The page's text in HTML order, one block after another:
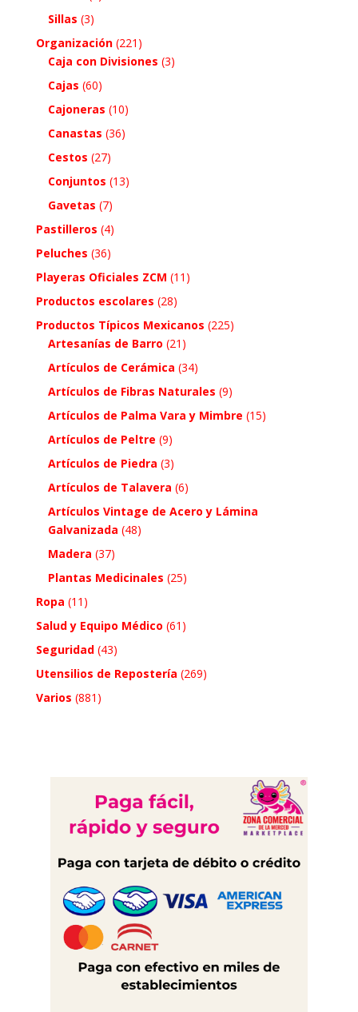
Sillas (3)
Organización (221)
Caja con Divisiones (3)
Cajas (60)
Cajoneras (10)
Canastas (36)
Cestos (27)
Conjuntos (13)
Gavetas (7)
Pastilleros (4)
Peluches (36)
Playeras Oficiales ZCM (11)
Productos escolares (28)
Productos Típicos Mexicanos (225)
Artesanías de Barro (21)
Artículos de Cerámica (34)
Artículos de Fibras Naturales (9)
Artículos de Palma Vara y Mimbre (15)
Artículos de Peltre (9)
Artículos de Piedra (3)
Artículos de Talavera (6)
Artículos Vintage de Acero y Lámina
Galvanizada (48)
Madera (37)
Plantas Medicinales (25)
Ropa (11)
Salud y Equipo Médico (61)
Seguridad (43)
Utensilios de Repostería (269)
Varios (881)